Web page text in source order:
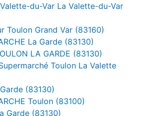
du-Var La Valette-du-Var
Toulon Grand Var (83160)
La Garde (83130)
LA GARDE (83130)
Toulon La Valette
(83130)
Toulon (83100)
Garde (83130)